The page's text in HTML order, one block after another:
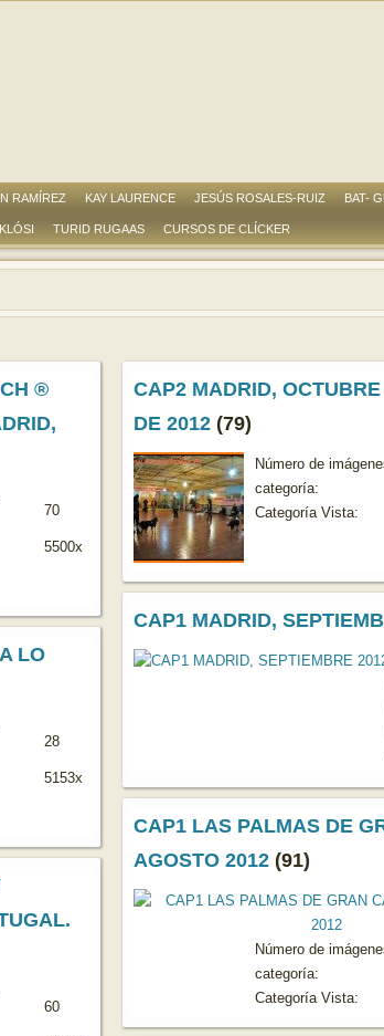
RAMÍREZ KAY LAURENCE JESÚS ROSALES-RUIZ BAT-
TURID RUGAAS CURSOS DE CLÍCKER
®
70
5500x
LO
28
5153x
60
CAP2 MADRID,
DE 2012 (79)
Número de
categoría:
Categoría Vista:
CAP1 MADRID,
CAP1 LAS PALMAS DE
AGOSTO 2012 (91)
Número de
categoría:
Categoría Vista: